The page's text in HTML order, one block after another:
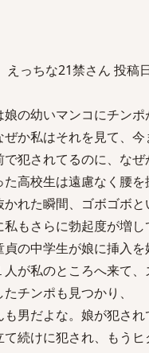
えっちな21禁さん 投稿
の幼いマンコにチン
ぜか私はそれを見て、
犯されてるのに、なぜ
高校生は遠慮なく腰
れた瞬間、ゴボゴボ
もさらに勃起度が増し
貞の中学生が娘に挿入を
が私のところへ来て
チンポも見つかり、
も男だよな。娘が犯され
て続けに犯され、もう